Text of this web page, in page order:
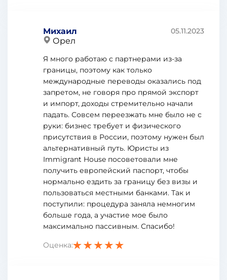
Михаил
Орел
05.11.2023
Я много работаю с партнерами из-за
границы, поэтому как только
международные переводы оказались под
запретом, не говоря про прямой экспорт
и импорт, доходы стремительно начали
падать. Совсем переезжать мне было не с
руки: бизнес требует и физического
присутствия в России, поэтому нужен был
альтернативный путь. Юристы из
Immigrant House посоветовали мне
получить европейский паспорт, чтобы
нормально ездить за границу без визы и
пользоваться местными банками. Так и
поступили: процедура заняла немногим
больше года, а участие мое было
максимально пассивным. Спасибо!
Оценка: